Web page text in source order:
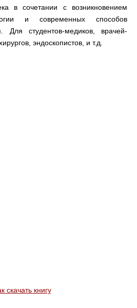
инструментальных
в сочетании с возникновением
и современных способов
Для студентов-медиков, врачей-
эндоскопистов, и т.д.
скачать книгу